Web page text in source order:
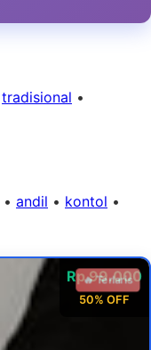
tradisional •
• andil • kontol •
Rp 99.000
50% OFF
🔥 Terlaris